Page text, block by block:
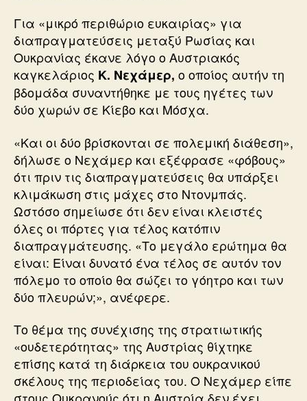
Για «μικρό περιθώριο ευκαιρίας» για
διαπραγματεύσεις μεταξύ Ρωσίας και
Ουκρανίας έκανε λόγο ο Αυστριακός
καγκελάριος Κ. Νεχάμερ, ο οποίος αυτήν τη
βδομάδα συναντήθηκε με τους ηγέτες των
δύο χωρών σε Κίεβο και Μόσχα.
«Και οι δύο βρίσκονται σε πολεμική διάθεση»,
δήλωσε ο Νεχάμερ και εξέφρασε «φόβους»
ότι πριν τις διαπραγματεύσεις θα υπάρξει
κλιμάκωση στις μάχες στο Ντονμπάς.
Ωστόσο σημείωσε ότι δεν είναι κλειστές
όλες οι πόρτες για τέλος κατόπιν
διαπραγμάτευσης. «Το μεγάλο ερώτημα θα
είναι: Είναι δυνατό ένα τέλος σε αυτόν τον
πόλεμο το οποίο θα σώζει το γόητρο και των
δύο πλευρών;», ανέφερε.
Το θέμα της συνέχισης της στρατιωτικής
«ουδετερότητας» της Αυστρίας θίχτηκε
επίσης κατά τη διάρκεια του ουκρανικού
σκέλους της περιοδείας του. Ο Νεχάμερ είπε